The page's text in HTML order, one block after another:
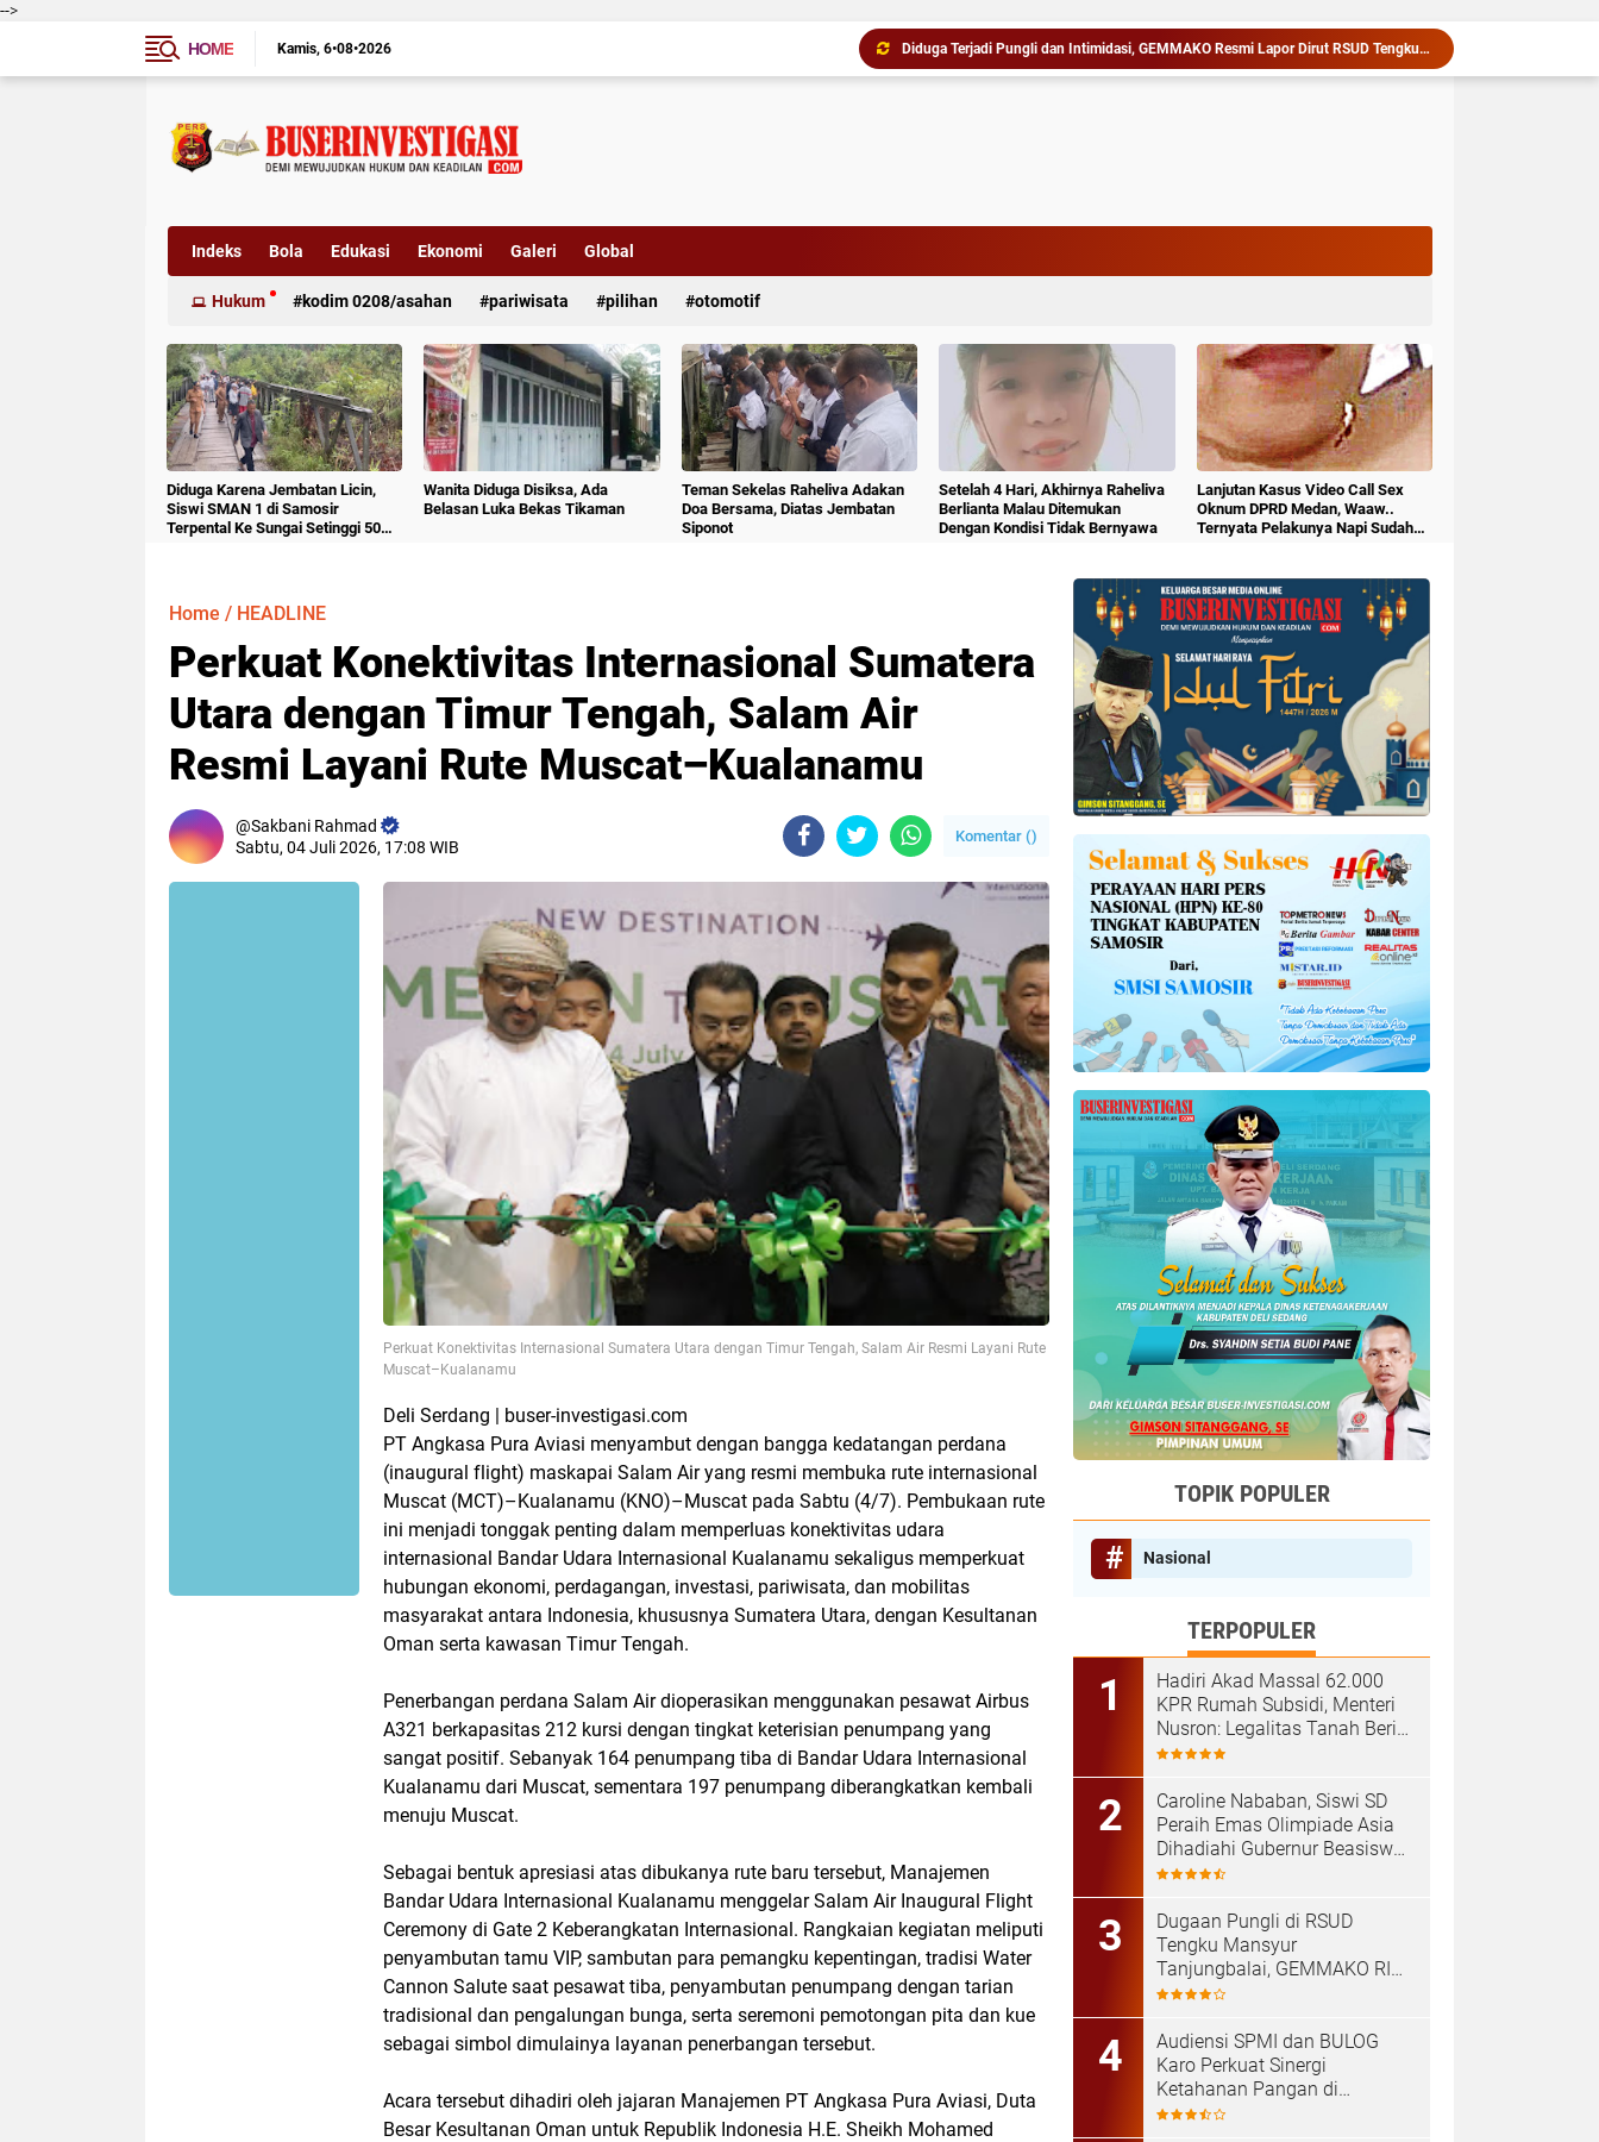
-->
HOME
Kamis 6•08•2026 Diduga Terjadi Pungli dan Intimidasi, GEMMAKO Resmi Lapor Dirut RSUD Tengku Mansyur ke Kejaksaan Tanjungbalai
Sambut HUT ke-81 RI, Lapas Pangururan Salurkan Sembako untuk Warga Kurang Mampu di Ronggurnihuta
Gubernur Bobby Nasution Siapkan RSUD dr. M. Thomsen Jadi Rumah Sakit Regional Kepulauan Nias
Indeks Bola Edukasi Ekonomi Galeri Global
Hukum kodim 0208/asahan pariwisata pilihan otomotif
Diduga Karena Jembatan Licin,
Siswi SMAN 1 di Samosir
Terpental Ke Sungai Setinggi 50
Wanita Diduga Disiksa, Ada
Belasan Luka Bekas Tikaman
Teman Sekelas Raheliva Adakan
Doa Bersama, Diatas Jembatan
Siponot
Setelah 4 Hari, Akhirnya Raheliva
Berlianta Malau Ditemukan
Dengan Kondisi Tidak Bernyawa
Lanjutan Kasus Video Call Sex
Oknum DPRD Medan, Waaw..
Ternyata Pelakunya Napi Sudah
Home / HEADLINE
Perkuat Konektivitas Internasional Sumatera
Utara dengan Timur Tengah, Salam Air
Resmi Layani Rute Muscat–Kualanamu
Sakbani Rahmad
Sabtu, 04 Juli 2026, 17:08 WIB
Komentar ()
Perkuat Konektivitas Internasional Sumatera Utara dengan Timur Tengah, Salam Air Resmi Layani Rute
Muscat–Kualanamu
Deli Serdang | buser-investigasi.com
PT Angkasa Pura Aviasi menyambut dengan bangga kedatangan perdana
(inaugural flight) maskapai Salam Air yang resmi membuka rute internasional
Muscat (MCT)–Kualanamu (KNO)–Muscat pada Sabtu (4/7). Pembukaan rute
ini menjadi tonggak penting dalam memperluas konektivitas udara
internasional Bandar Udara Internasional Kualanamu sekaligus memperkuat
hubungan ekonomi, perdagangan, investasi, pariwisata, dan mobilitas
masyarakat antara Indonesia, khususnya Sumatera Utara, dengan Kesultanan
Oman serta kawasan Timur Tengah.
Penerbangan perdana Salam Air dioperasikan menggunakan pesawat Airbus
A321 berkapasitas 212 kursi dengan tingkat keterisian penumpang yang
sangat positif. Sebanyak 164 penumpang tiba di Bandar Udara Internasional
Kualanamu dari Muscat, sementara 197 penumpang diberangkatkan kembali
menuju Muscat.
Sebagai bentuk apresiasi atas dibukanya rute baru tersebut, Manajemen
Bandar Udara Internasional Kualanamu menggelar Salam Air Inaugural Flight
Ceremony di Gate 2 Keberangkatan Internasional. Rangkaian kegiatan meliputi
penyambutan tamu VIP, sambutan para pemangku kepentingan, tradisi Water
Cannon Salute saat pesawat tiba, penyambutan penumpang dengan tarian
tradisional dan pengalungan bunga, serta seremoni pemotongan pita dan kue
sebagai simbol dimulainya layanan penerbangan tersebut.
Acara tersebut dihadiri oleh jajaran Manajemen PT Angkasa Pura Aviasi, Duta
Besar Kesultanan Oman untuk Republik Indonesia H.E. Sheikh Mohamed
TOPIK POPULER
Nasional
TERPOPULER
Hadiri Akad Massal 62.000
KPR Rumah Subsidi, Menteri
Nusron: Legalitas Tanah Beri
Kepastian bagi Masyarakat
Caroline Nababan, Siswi SD
Peraih Emas Olimpiade Asia
Dihadiahi Gubernur Beasiswa
Hingga Rumah
Dugaan Pungli di RSUD
Tengku Mansyur
Tanjungbalai, GEMMAKO RI
Minta Penegak Hukum Usut
Audiensi SPMI dan BULOG
Karo Perkuat Sinergi
Ketahanan Pangan di
Kabanjahe